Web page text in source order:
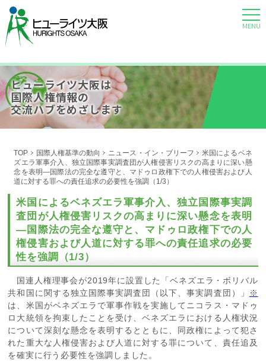
MENU
ヒューライツ大阪は
国際人権情報の
交流ハブをめざします
TOP 国際人権基準の動向 ニュース・イン・ブリーフ
米国によるベネ
ズエラ軍事介入、独立国際事実調査団が人権侵害リスクの高まりに深い懸
念を表明―国際法の完全な遵守と、マドゥロ政権下での人権侵害および人
道に対する罪への責任追求の必要性を強調（1/3）
米国によるベネズエラ軍事介入、独立国際事実調
査団が人権侵害リスクの高まりに深い懸念を表明
―国際法の完全な遵守と、マドゥロ政権下での人
権侵害および人道に対する罪への責任追求の必要
性を強調（1/3）
国連人権理事会が2019年に設置した「ベネズエラ・ボリバル
共和国に関する独立国際事実調査団（以下、事実調査団）」
※
は、米国がベネズエラで軍事作戦を実施してニコラス・マドゥ
ロ大統領を拘束したことを受け、ベネズエラにおける人権状況
について深刻な懸念を表明するとともに、同政権によって犯さ
れた重大な人権侵害および人道に対する罪について、責任追及
を確実に行う必要性を強調しました。